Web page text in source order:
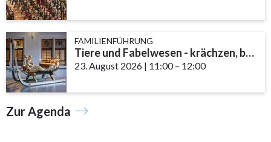
FAMILIENFÜHRUNG
Tiere und Fabelwesen - krächzen, brüllen, fauchen
23. August 2026 | 11:00accessibility.time_to
– 12:00
Zur Agenda